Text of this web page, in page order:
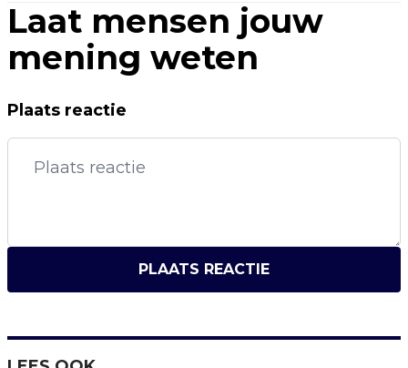
Laat mensen jouw
mening weten
Plaats reactie
PLAATS REACTIE